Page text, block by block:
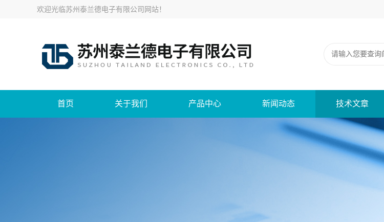
欢迎光临苏州泰兰德电子有限公司网站！
首页 关于我们 产品中心 新闻动态 技术文章